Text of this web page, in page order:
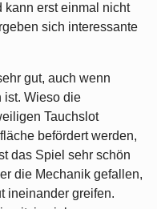
kann erst einmal nicht
sich interessante
gut, auch wenn
ist. Wieso die
Tauchslot
befördert werden,
das Spiel sehr schön
die Mechanik gefallen,
ineinander greifen.